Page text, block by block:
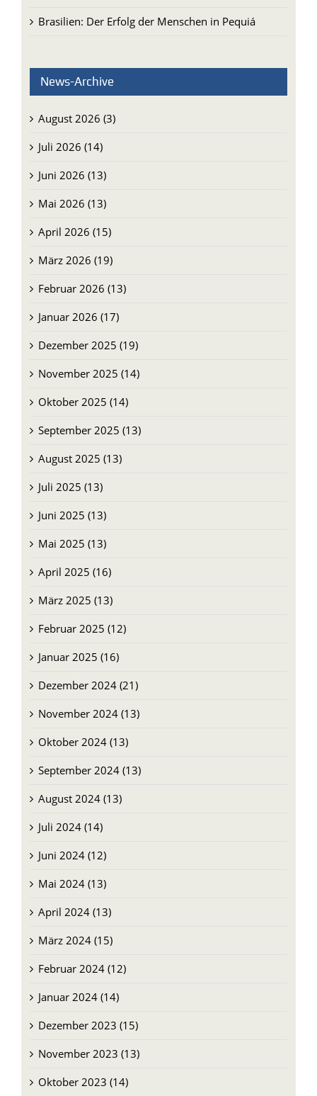
Brasilien: Der Erfolg der Menschen in Pequiá
News-Archive
August 2026 (3)
Juli 2026 (14)
Juni 2026 (13)
Mai 2026 (13)
April 2026 (15)
März 2026 (19)
Februar 2026 (13)
Januar 2026 (17)
Dezember 2025 (19)
November 2025 (14)
Oktober 2025 (14)
September 2025 (13)
August 2025 (13)
Juli 2025 (13)
Juni 2025 (13)
Mai 2025 (13)
April 2025 (16)
März 2025 (13)
Februar 2025 (12)
Januar 2025 (16)
Dezember 2024 (21)
November 2024 (13)
Oktober 2024 (13)
September 2024 (13)
August 2024 (13)
Juli 2024 (14)
Juni 2024 (12)
Mai 2024 (13)
April 2024 (13)
März 2024 (15)
Februar 2024 (12)
Januar 2024 (14)
Dezember 2023 (15)
November 2023 (13)
Oktober 2023 (14)